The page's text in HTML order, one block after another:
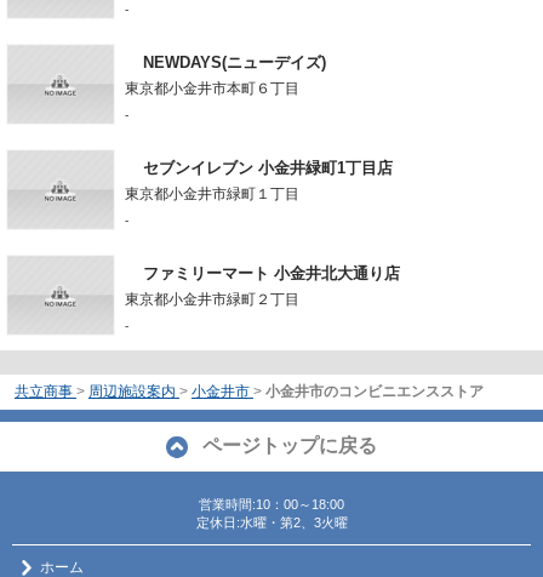
-
NEWDAYS(ニューデイズ)
東京都小金井市本町６丁目
-
セブンイレブン 小金井緑町1丁目店
東京都小金井市緑町１丁目
-
ファミリーマート 小金井北大通り店
東京都小金井市緑町２丁目
-
共立商事 > 周辺施設案内 > 小金井市 > 小金井市のコンビニエンスストア
ページトップに戻る
営業時間:10：00～18:00
定休日:水曜・第2、3火曜
ホーム